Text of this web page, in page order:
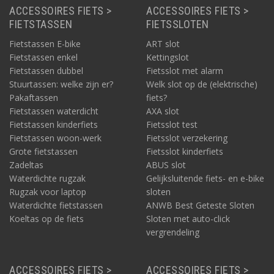
ACCESSOIRES FIETS >
FIETSTASSEN
Fietstassen E-bike
Fietstassen enkel
Fietstassen dubbel
Stuurtassen: welke zijn er?
Pakaftassen
Fietstassen waterdicht
Fietstassen kinderfiets
Fietstassen woon-werk
Grote fietstassen
Zadeltas
Waterdichte rugzak
Rugzak voor laptop
Waterdichte fietstassen
Koeltas op de fiets
ACCESSOIRES FIETS >
FIETSSLOTEN
ART slot
Kettingslot
Fietsslot met alarm
Welk slot op de (elektrische)
fiets?
AXA slot
Fietsslot test
Fietsslot verzekering
Fietsslot kinderfiets
ABUS slot
Gelijksluitende fiets- en e-bike
sloten
ANWB Best Geteste Sloten
Sloten met auto-click
vergrendeling
ACCESSOIRES FIETS > ACCESSOIRES FIETS >